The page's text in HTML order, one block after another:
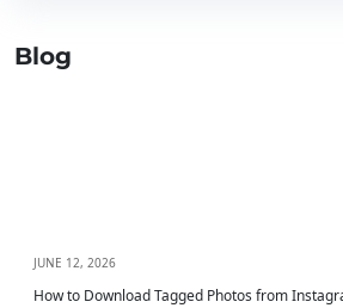
Blog
JUNE 12, 2026
How to Download Tagged Photos from